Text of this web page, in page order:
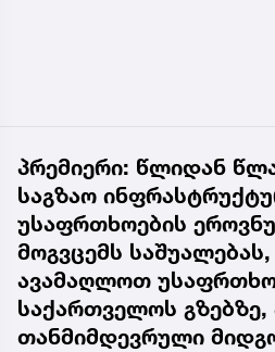
პრემიერი: წლიდან
საგზაო
უსაფრთხოების
მოგვცემს
ავამაღლოთ
საქართველოს გზებზე,
თანმიმდევრული